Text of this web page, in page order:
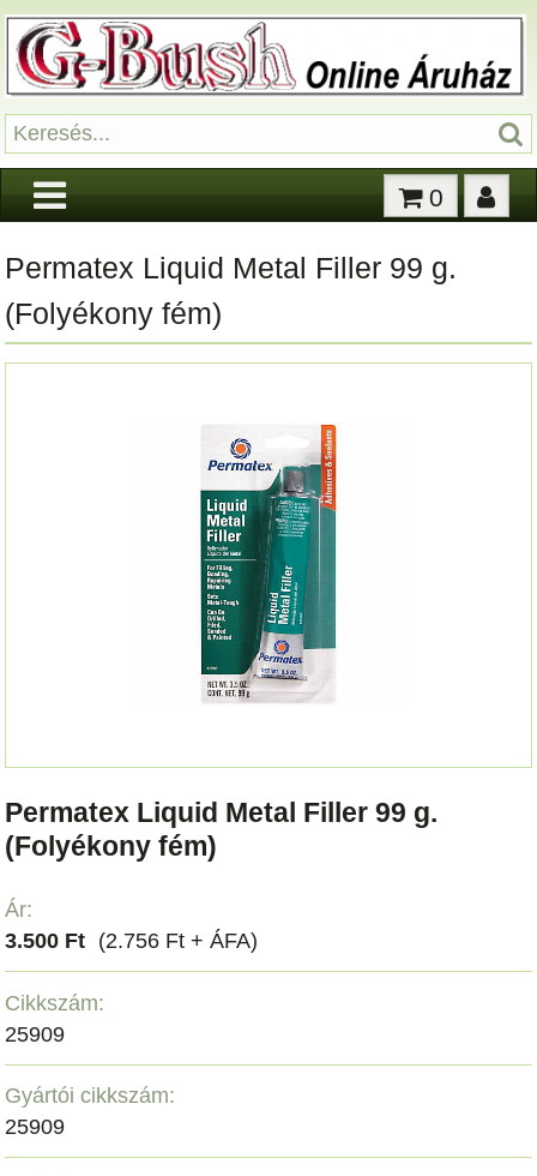
0
Permatex Liquid Metal Filler 99 g.
(Folyékony fém)
Permatex Liquid Metal Filler 99 g.
(Folyékony fém)
Ár:
3.500 Ft (2.756 Ft + ÁFA)
Cikkszám:
25909
Gyártói cikkszám:
25909